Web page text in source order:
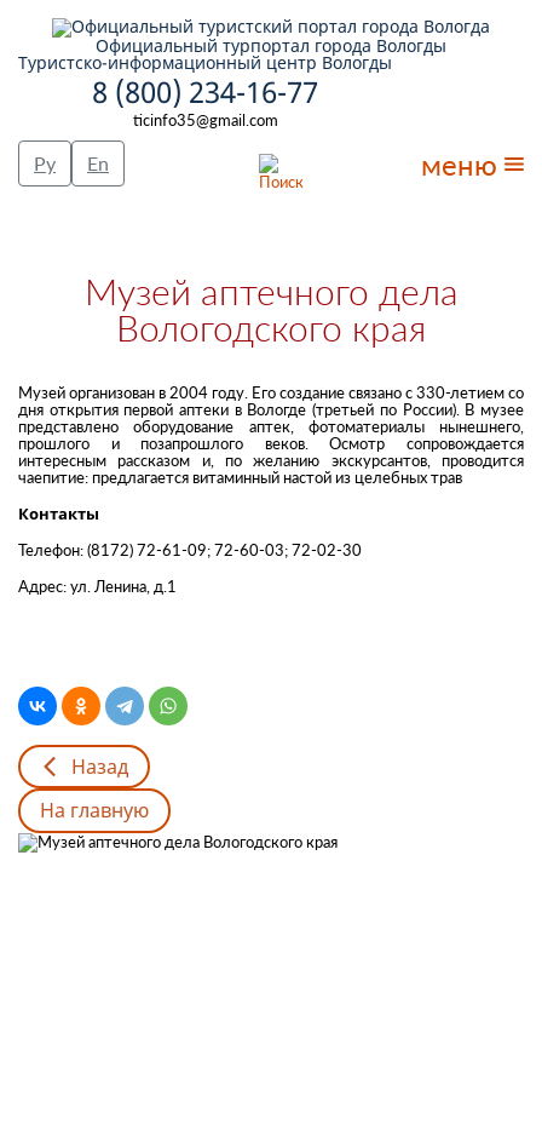
Официальный турпортал города Вологды
Туристско-информационный центр Вологды
8 (800) 234-16-77
ticinfo35@gmail.com
Ру En меню
Музей аптечного дела
Вологодского края
Музей организован в 2004 году. Его создание связано с 330-летием со
дня открытия первой аптеки в Вологде (третьей по России). В музее
представлено оборудование аптек, фотоматериалы нынешнего,
прошлого и позапрошлого веков. Осмотр сопровождается
интересным рассказом и, по желанию экскурсантов, проводится
чаепитие: предлагается витаминный настой из целебных трав
Контакты
Телефон: (8172) 72-61-09; 72-60-03; 72-02-30
Адрес: ул. Ленина, д.1
Назад
На главную